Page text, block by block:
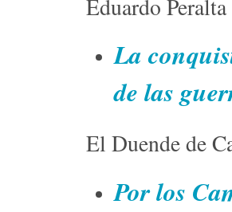
Eduardo
La
de las
El Duende de
Por los